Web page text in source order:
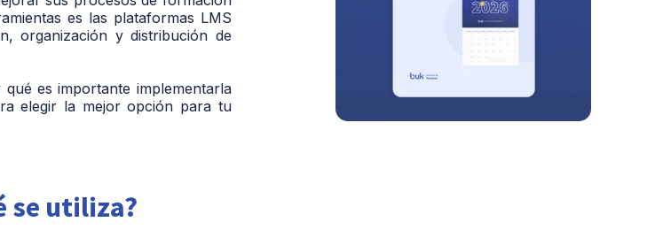
es las plataformas LMS
organización y distribución de
es importante implementarla
elegir la mejor opción para tu
se utiliza?